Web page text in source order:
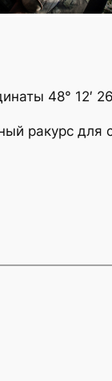
48° 12′
ракурс для